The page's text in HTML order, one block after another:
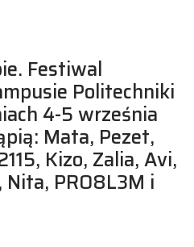
Festiwal
Politechniki
4-5 września
Mata, Pezet,
Kizo, Zalia, Avi,
Nita, PRO8L3M i